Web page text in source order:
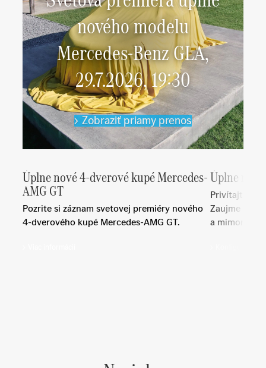
nového modelu
Mercedes-Benz GLA,
29.7.2026, 19:30
Zobraziť priamy prenos
Úplne nové 4-dverové kupé Mercedes-
AMG GT
Pozrite si záznam svetovej premiéry nového
4-dverového kupé Mercedes-AMG GT.
Úplne
Privítajte
Zaujme
a